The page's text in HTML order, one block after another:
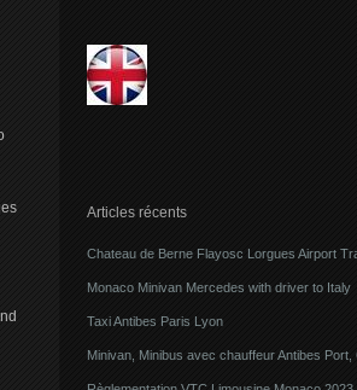
Articles récents
Chateau de Berne Flayosc Lorgues Airport
Monaco Minivan Mercedes with driver to Italy
Taxi Antibes Paris Lyon
Minivan, Minibus avec chauffeur Antibes Port,